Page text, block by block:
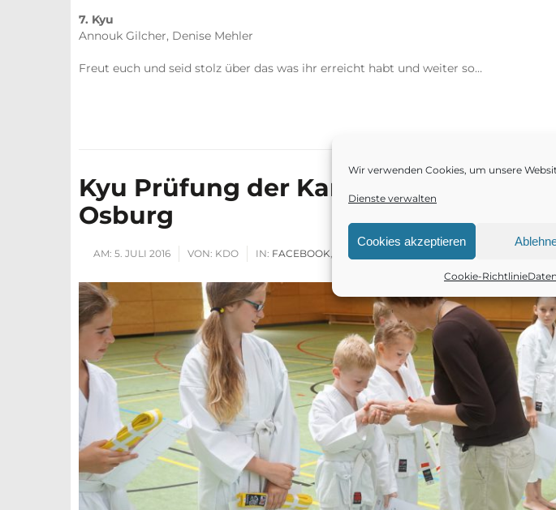
Wir verwenden Cookies, um unsere
Dienste verwalten
Cookies akzeptieren
Cookie-Richtlinie
7. Kyu
Annouk Gilcher, Denise Mehler
Freut euch und seid stolz über das was ihr erreicht habt und weiter so…
Kyu Prüfung der Karategruppe
Osburg
AM: 5. JULI 2016 VON: KDO IN: FACEBOOK, PRÜFUNGEN